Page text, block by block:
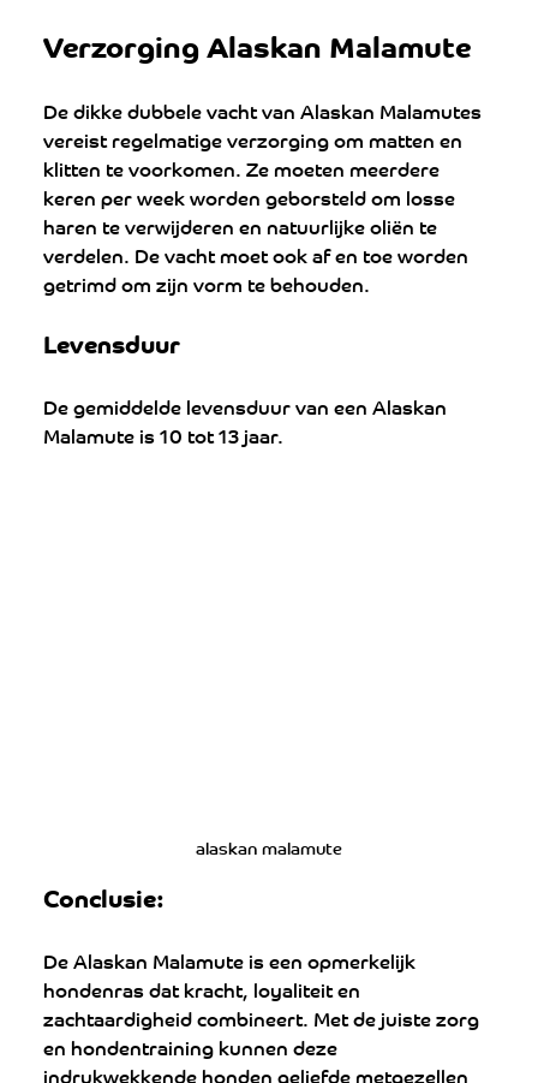
Verzorging Alaskan Malamute
De dikke dubbele vacht van Alaskan Malamutes
vereist regelmatige verzorging om matten en
klitten te voorkomen. Ze moeten meerdere
keren per week worden geborsteld om losse
haren te verwijderen en natuurlijke oliën te
verdelen. De vacht moet ook af en toe worden
getrimd om zijn vorm te behouden.
Levensduur
De gemiddelde levensduur van een Alaskan
Malamute is 10 tot 13 jaar.
alaskan malamute
Conclusie:
De Alaskan Malamute is een opmerkelijk
hondenras dat kracht, loyaliteit en
zachtaardigheid combineert. Met de juiste zorg
en hondentraining kunnen deze